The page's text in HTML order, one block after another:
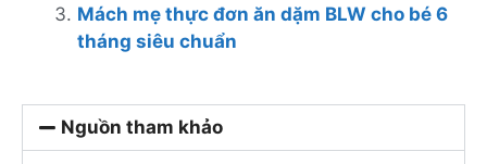
Mách mẹ thực đơn ăn dặm BLW cho bé 6
tháng siêu chuẩn
Nguồn tham khảo